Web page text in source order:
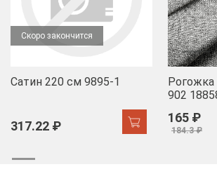
Скоро закончится
Сатин 220 см 9895-1
317.22 ₽
Рогожка
902
165 ₽
184.3 ₽